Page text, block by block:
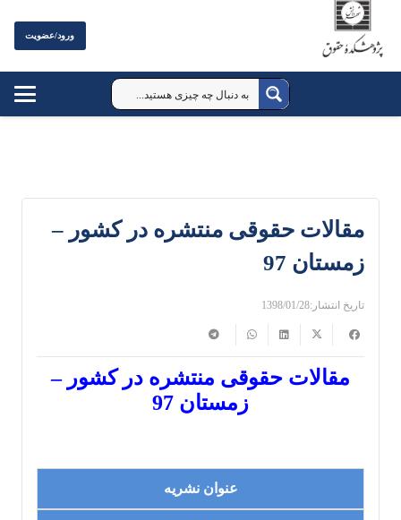
ورود/عضویت
مقالات حقوقی منتشره در کشور –
زمستان 97
تاریخ انتشار:1398/01/28
مقالات حقوقی منتشره در کشور –
زمستان 97
عنوان نشریه